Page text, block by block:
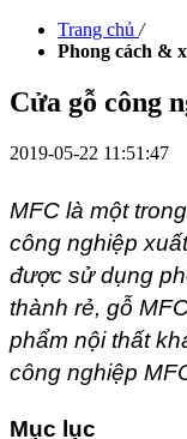
Trang chủ /
Phong cách &
Cửa gỗ công
2019-05-22 11:51:47
MFC là một
công nghiệp
được sử dụng
thành rẻ, gỗ
phẩm nội thất
công nghiệp
Mục lục